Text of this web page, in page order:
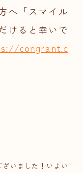
へ「スマイル
けると幸いで
congrant.c
いました！いよい